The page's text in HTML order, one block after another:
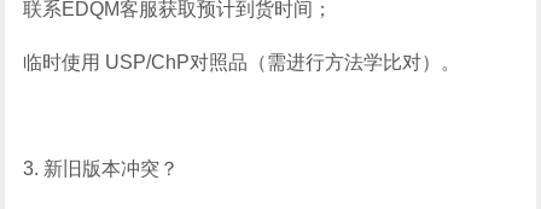
联系EDQM客服获取预计到货时间；
临时使用 USP/ChP对照品（需进行方法学比对）。
3. 新旧版本冲突？